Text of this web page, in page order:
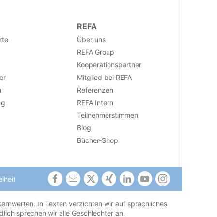
REFA
Über uns
REFA Group
Kooperationspartner
Mitglied bei REFA
Referenzen
REFA Intern
Teilnehmerstimmen
Blog
Bücher-Shop
In Texten verzichten wir auf sprachliches
sprechen wir alle Geschlechter an.